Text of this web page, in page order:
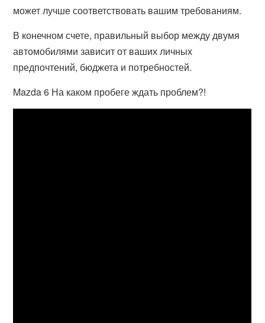
может лучше соответствовать вашим требованиям.
В конечном счете, правильный выбор между двумя
автомобилями зависит от ваших личных
предпочтений, бюджета и потребностей.
Mazda 6 На каком пробеге ждать проблем?!